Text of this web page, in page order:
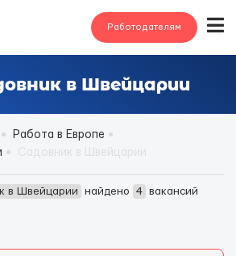
Работодателям
в Швейцарии
Работа в Европе
в Швейцарии найдено 4 вакансий